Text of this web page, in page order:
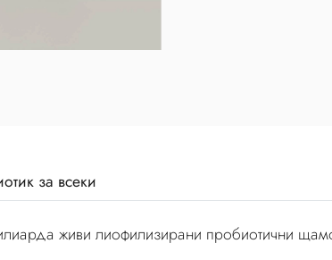
за всеки
живи лиофилизирани пробиотични